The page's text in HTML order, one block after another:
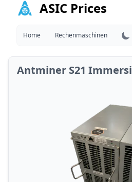
ASIC Prices
Home Rechenmaschinen
Antminer S21